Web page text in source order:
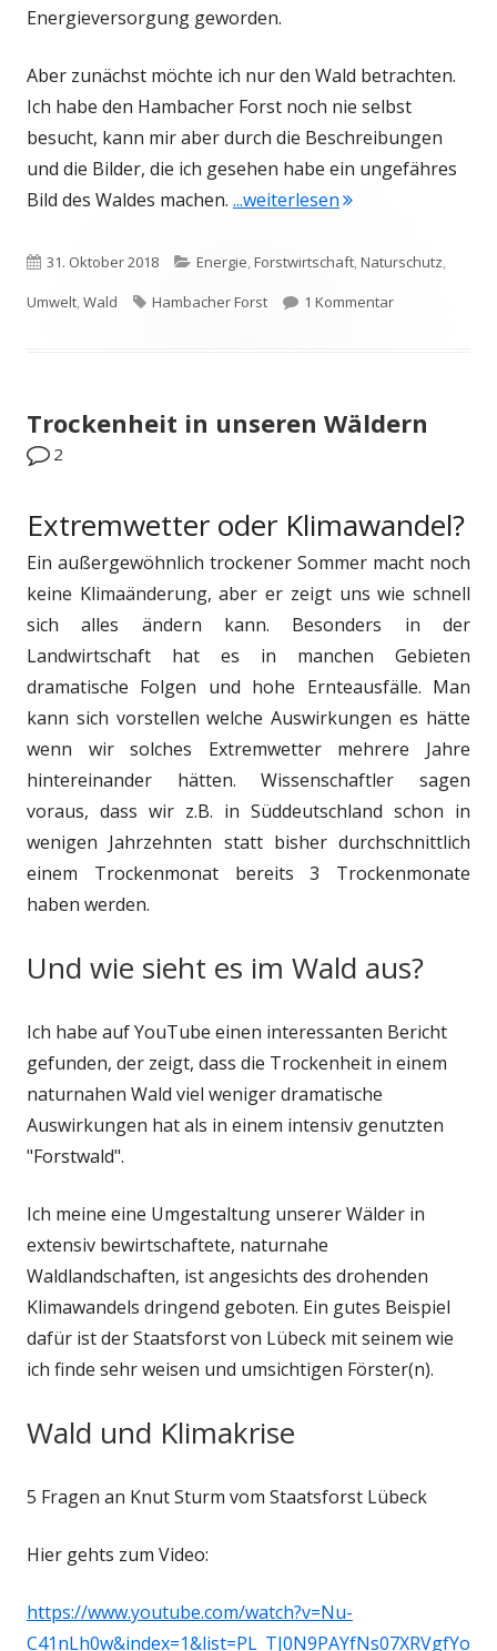
Energieversorgung geworden.
Aber zunächst möchte ich nur den Wald betrachten.
Ich habe den Hambacher Forst noch nie selbst
besucht, kann mir aber durch die Beschreibungen
und die Bilder, die ich gesehen habe ein ungefähres
Bild des Waldes machen. ...weiterlesen"Hambacher Forst"
Veröffentlicht
am
31. Oktober 2018 Kategorien
Energie,Forstwirtschaft,Naturschutz,
Umwelt,Wald Schlagwörter
Hambacher Forst 1 Kommentarzu Hambacher
Trockenheit in unseren Wäldern
2
Extremwetter oder Klimawandel?
Ein außergewöhnlich trockener Sommer macht noch
keine Klimaänderung, aber er zeigt uns wie schnell
sich alles ändern kann. Besonders in der
Landwirtschaft hat es in manchen Gebieten
dramatische Folgen und hohe Ernteausfälle. Man
kann sich vorstellen welche Auswirkungen es hätte
wenn wir solches Extremwetter mehrere Jahre
hintereinander hätten. Wissenschaftler sagen
voraus, dass wir z.B. in Süddeutschland schon in
wenigen Jahrzehnten statt bisher durchschnittlich
einem Trockenmonat bereits 3 Trockenmonate
haben werden.
Und wie sieht es im Wald aus?
Ich habe auf YouTube einen interessanten Bericht
gefunden, der zeigt, dass die Trockenheit in einem
naturnahen Wald viel weniger dramatische
Auswirkungen hat als in einem intensiv genutzten
"Forstwald".
Ich meine eine Umgestaltung unserer Wälder in
extensiv bewirtschaftete, naturnahe
Waldlandschaften, ist angesichts des drohenden
Klimawandels dringend geboten. Ein gutes Beispiel
dafür ist der Staatsforst von Lübeck mit seinem wie
ich finde sehr weisen und umsichtigen Förster(n).
Wald und Klimakrise
5 Fragen an Knut Sturm vom Staatsforst Lübeck
Hier gehts zum Video:
https://www.youtube.com/watch?v=Nu-
C41nLh0w&index=1&list=PL_TJ0N9PAYfNs07XRVgfYo